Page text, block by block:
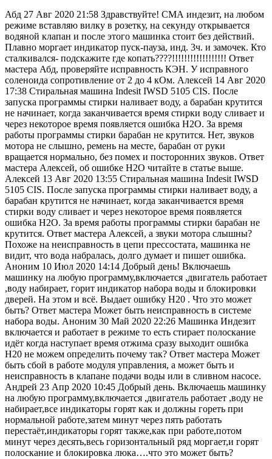
Абд 27 Авг 2020 21:58 Здравствуйте! СМА индезит, на любом
режиме вставляю вилку в розетку, на секунду открывается
водяной клапан и после этого машинка стоит без действий.
Плавно моргает индикатор пуск-пауза, инд. 3ч. и замочек. Кто
сталкивался- подскажите где копать????!!!!!!!!!!!!!!!!!! Ответ
мастера Абд, проверяйте исправность КЭН. У исправного
соленоида сопротивление от 2 до 4 кОм. Алексей 14 Авг 2020
17:38 Стиральная машина Indesit IWSD 5105 CIS. После
запуска программы стирки наливает воду, а барабан крутится
не начинает, когда заканчивается время стирки воду сливает и
через некоторое время появляется ошибка H2O. За время
работы программы стирки барабан не крутится. Нет, звуков
мотора не слышно, ремень на месте, барабан от руки
вращается нормально, без помех и посторонних звуков. Ответ
мастера Алексей, об ошибке H2O читайте в статье выше.
Алексей 13 Авг 2020 13:55 Стиральная машина Indesit IWSD
5105 CIS. После запуска программы стирки наливает воду, а
барабан крутится не начинает, когда заканчивается время
стирки воду сливает и через некоторое время появляется
ошибка H2O. За время работы программы стирки барабан не
крутится. Ответ мастера Алексей, а звуки мотора слышны?
Похоже на неисправность в цепи прессостата, машинка не
видит, что вода набралась, долго думает и пишет ошибка.
Аноним 10 Июл 2020 14:14 Добрый день! Включаешь
машинку на любую программу,включается ,двигатель работает
,воду набирает, горит индикатор набора воды и блокировки
дверей. На этом и всё. Выдает ошибку Н20 . Что это может
быть? Ответ мастера Может быть неисправность в системе
набора воды. Аноним 30 Май 2020 22:26 Машинка Индезит
включается и работает в режиме то есть стирает полоскание
идёт когда наступает время отжима сразу выходит ошибка
H20 не можем определить почему так? Ответ мастера Может
быть сбой в работе модуля управления, а может быть и
неисправность в клапане подачи воды или в сливном насосе.
Андрей 23 Апр 2020 10:45 Добрый день. Включаешь машинку
на любую программу,включается ,двигатель работает ,воду не
набирает,все индикаторы горят как и должны гореть при
нормальной работе,затем минут через пять работать
перестаёт,индикаторы горят также,как при работе,потом
минут через десять,весь горизонтальный ряд моргает,и горят
полоскание и блокировка люка….что это может быть?